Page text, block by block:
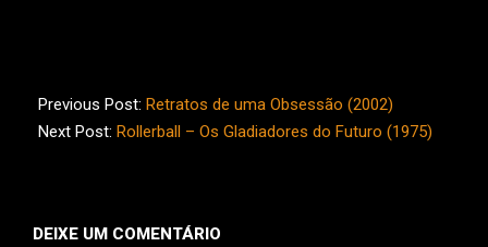
05-
23
Previous Post: Retratos de uma Obsessão (2002)
Next Post: Rollerball – Os Gladiadores do Futuro (1975)
DEIXE UM COMENTÁRIO